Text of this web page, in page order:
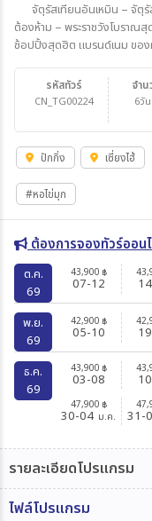
จัตุรัสเทียนอันเหมิน – จัตุรั
ต้องห้าม – พระราชวังโบราณ
ช้อปปิ้งสุดฮิต แบรนด์เนม ของ
รหัสทัวร์
CN_TG00224
จำ
6วั
ปักกิ่ง เซี่ยงไฮ้
#หอไข่มุก
ต้องการจองทัวร์ออน
ต.ค.
69
43,900 ฿
07-12
พ.ย.
69
42,900 ฿
05-10
ธ.ค.
69
43,900 ฿
03-08
47,900 ฿
30-04 ม.ค. 31-
รายละเอียดโปรแกรม
ไฟล์โปรแกรม